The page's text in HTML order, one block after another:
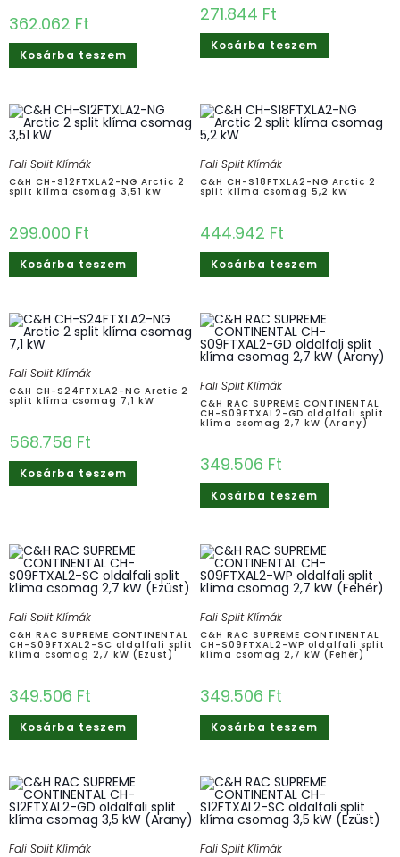
362.062 Ft
Kosárba teszem
271.844 Ft
Kosárba teszem
Fali Split Klímák
C&H CH-S12FTXLA2-NG Arctic 2
split klíma csomag 3,51 kW
299.000 Ft
Kosárba teszem
Fali Split Klímák
C&H CH-S18FTXLA2-NG Arctic 2
split klíma csomag 5,2 kW
444.942 Ft
Kosárba teszem
Fali Split Klímák
C&H CH-S24FTXLA2-NG Arctic 2
split klíma csomag 7,1 kW
568.758 Ft
Kosárba teszem
Fali Split Klímák
C&H RAC SUPREME CONTINENTAL
CH-S09FTXAL2-GD oldalfali split
klíma csomag 2,7 kW (Arany)
349.506 Ft
Kosárba teszem
Fali Split Klímák
C&H RAC SUPREME CONTINENTAL
CH-S09FTXAL2-SC oldalfali split
klíma csomag 2,7 kW (Ezüst)
349.506 Ft
Kosárba teszem
Fali Split Klímák
C&H RAC SUPREME CONTINENTAL
CH-S09FTXAL2-WP oldalfali split
klíma csomag 2,7 kW (Fehér)
349.506 Ft
Kosárba teszem
Fali Split Klímák Fali Split Klímák